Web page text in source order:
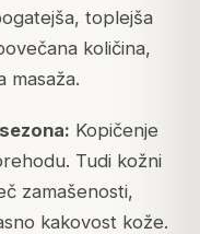
toplejša
količina,
masaža.
Kopičenje
Tudi kožni
zamašenosti,
kakovost kože.